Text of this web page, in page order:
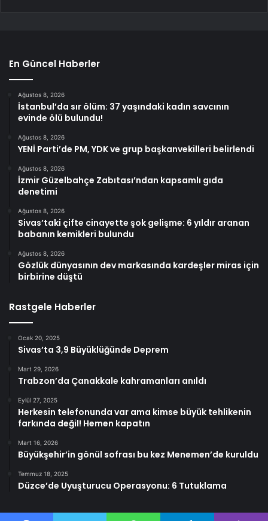
En Güncel Haberler
Ağustos 8, 2026
İstanbul’da sır ölüm: 37 yaşındaki kadın savcının
evinde ölü bulundu!
Ağustos 8, 2026
YENİ Parti’de PM, YDK ve grup başkanvekilleri belirlendi
Ağustos 8, 2026
İzmir Güzelbahçe Zabıtası’ndan kapsamlı gıda
denetimi
Ağustos 8, 2026
Sivas’taki çifte cinayette şok gelişme: 6 yıldır aranan
babanın kemikleri bulundu
Ağustos 8, 2026
Gözlük dünyasının dev markasında kardeşler miras için
birbirine düştü
Rastgele Haberler
Ocak 20, 2025
Sivas’ta 3,9 Büyüklüğünde Deprem
Mart 29, 2026
Trabzon’da Çanakkale kahramanları anıldı
Eylül 27, 2025
Herkesin telefonunda var ama kimse büyük tehlikenin
farkında değil! Hemen kapatın
Mart 16, 2026
Büyükşehir’in gönül sofrası bu kez Menemen’de kuruldu
Temmuz 18, 2025
Düzce’de Uyuşturucu Operasyonu: 6 Tutuklama